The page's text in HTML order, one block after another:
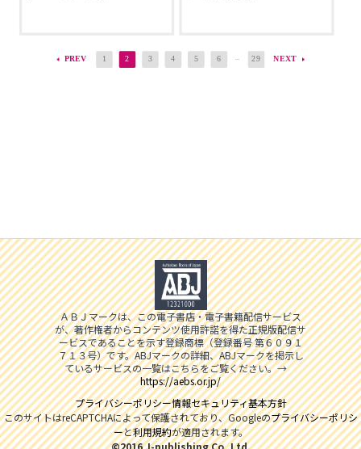
PREV 1 2 3 4 5 6 … 29 NEXT
ＡＢＪマークは、この電子書店・電子書籍配信サービス
が、著作権者からコンテンツ使用許諾を得た正規版配信サ
ービスであることを示す登録商標（登録番号 第６０９１
７１３号）です。ABJマークの詳細、ABJマークを掲示し
ているサービスの一覧はこちらをご覧ください。→
https://aebs.or.jp/
プライバシーポリシー情報セキュリティ基本方針
このサイトはreCAPTCHAによって保護されており、Googleのプライバシーポリシ
ーと利用規約が適用されます。
©2016 J-publishing Co.,Ltd.